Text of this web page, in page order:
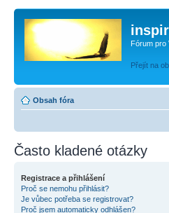
Fórum pro
Přejít na
Obsah fóra
Často kladené otázky
Registrace a přihlášení
Proč se nemohu přihlásit?
Je vůbec potřeba se registrovat?
Proč jsem automaticky odhlášen?